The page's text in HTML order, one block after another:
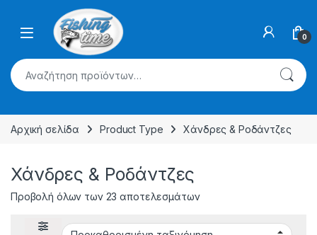
Skip to navigation
0
Αναζήτηση για:
Αρχική σελίδα Product Type Χάνδρες & Ροδάντζες
Χάνδρες & Ροδάντζες
Προβολή όλων των 23 αποτελεσμάτων